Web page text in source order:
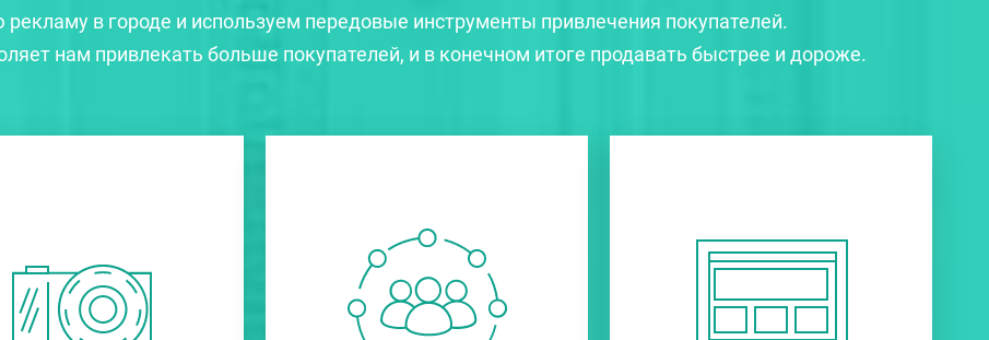
в городе и используем передовые инструменты привлечения покупателей.
нам привлекать больше покупателей, и в конечном итоге продавать быстрее и дороже.